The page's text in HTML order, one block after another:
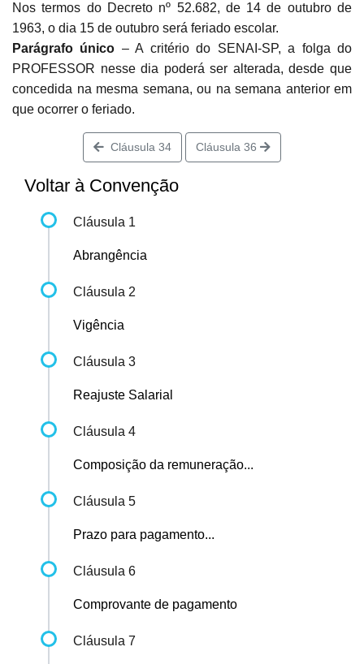
Nos termos do Decreto nº 52.682, de 14 de outubro de
1963, o dia 15 de outubro será feriado escolar.
Parágrafo único – A critério do SENAI-SP, a folga do
PROFESSOR nesse dia poderá ser alterada, desde que
concedida na mesma semana, ou na semana anterior em
que ocorrer o feriado.
Cláusula 34 Cláusula 36
Voltar à Convenção
Cláusula 1
Abrangência
Cláusula 2
Vigência
Cláusula 3
Reajuste Salarial
Cláusula 4
Composição da remuneração...
Cláusula 5
Prazo para pagamento...
Cláusula 6
Comprovante de pagamento
Cláusula 7